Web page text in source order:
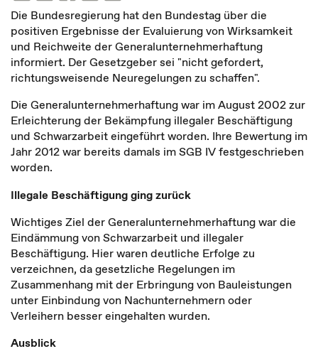
Die Bundesregierung hat den Bundestag über die
positiven Ergebnisse der Evaluierung von Wirksamkeit
und Reichweite der Generalunternehmerhaftung
informiert. Der Gesetzgeber sei "nicht gefordert,
richtungsweisende Neuregelungen zu schaffen".
Die Generalunternehmerhaftung war im August 2002 zur
Erleichterung der Bekämpfung illegaler Beschäftigung
und Schwarzarbeit eingeführt worden. Ihre Bewertung im
Jahr 2012 war bereits damals im SGB IV festgeschrieben
worden.
Illegale Beschäftigung ging zurück
Wichtiges Ziel der Generalunternehmerhaftung war die
Eindämmung von Schwarzarbeit und illegaler
Beschäftigung. Hier waren deutliche Erfolge zu
verzeichnen, da gesetzliche Regelungen im
Zusammenhang mit der Erbringung von Bauleistungen
unter Einbindung von Nachunternehmern oder
Verleihern besser eingehalten wurden.
Ausblick